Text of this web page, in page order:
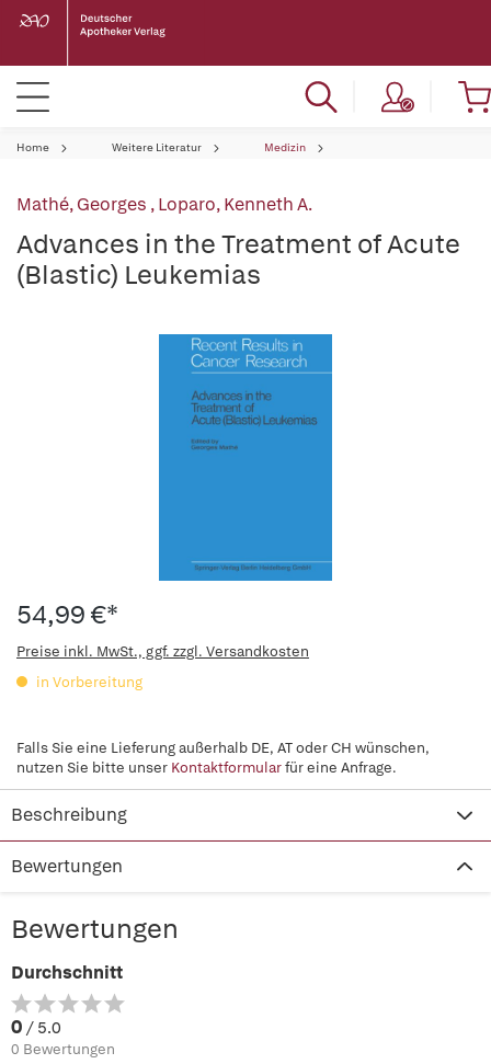
Home Weitere Literatur Medizin
Mathé, Georges ,Loparo, Kenneth A.
Advances in the Treatment of Acute
(Blastic) Leukemias
54,99 €*
Preise inkl. MwSt., ggf. zzgl. Versandkosten
in Vorbereitung
Falls Sie eine Lieferung außerhalb DE, AT oder CH wünschen,
nutzen Sie bitte unser Kontaktformularfür eine Anfrage.
Beschreibung
Bewertungen
Bewertungen
Durchschnitt
0 / 5.0
0 Bewertungen